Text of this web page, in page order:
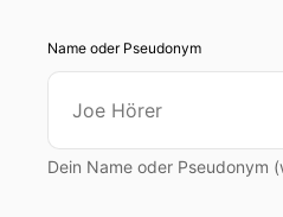
Name oder Pseudonym
Dein Name oder Pseudonym